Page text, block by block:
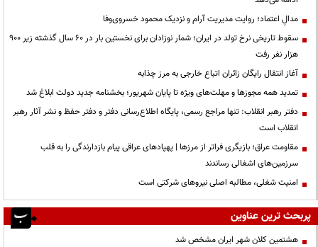
مدالِ اعتماد؛ روایت مدیریت آرام و نزدیک محمود خسروی‌وفا
سقوط تاریخی نرخ تولد در ایران؛ شمار نوزادان برای نخستین بار در ۶۰ سال گذشته زیر ۹۰۰
هزار نفر رفت
آغاز انتقال رایگان زائران اتباع خارجی به مرز چذابه
تمدید همه مجوزها و مهلت‌های ویژه تا پایان شهریور؛ بخشنامه جدید دولت ابلاغ شد
دفتر رهبر انقلاب: تنها مراجع رسمی، پایگاه اطلاع‌رسانی دفتر و دفتر حفظ و نشر آثار رهبر
انقلاب است
مقاومت عراق؛ بازیگری فراتر از مرزها | پهپادهای عراقی پیام بازدارندگی را به قلب
سرزمین‌های اشغالی رساندند
‌امنیت شغلی، مطالبه اصلی نیروهای شرکتی است
پربحث ترین عناوین
هشتمین کلان شهر ایران مشخص شد